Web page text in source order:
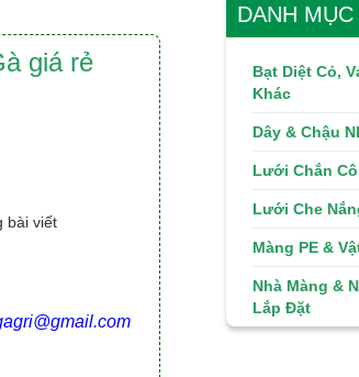
giá rẻ
bài viết
DANH
Bạt Diệt Cỏ,
Khác
Dây & Chậu
Lưới Chắn
Lưới Che
Màng PE &
Nhà Màng &
Lắp Đặt